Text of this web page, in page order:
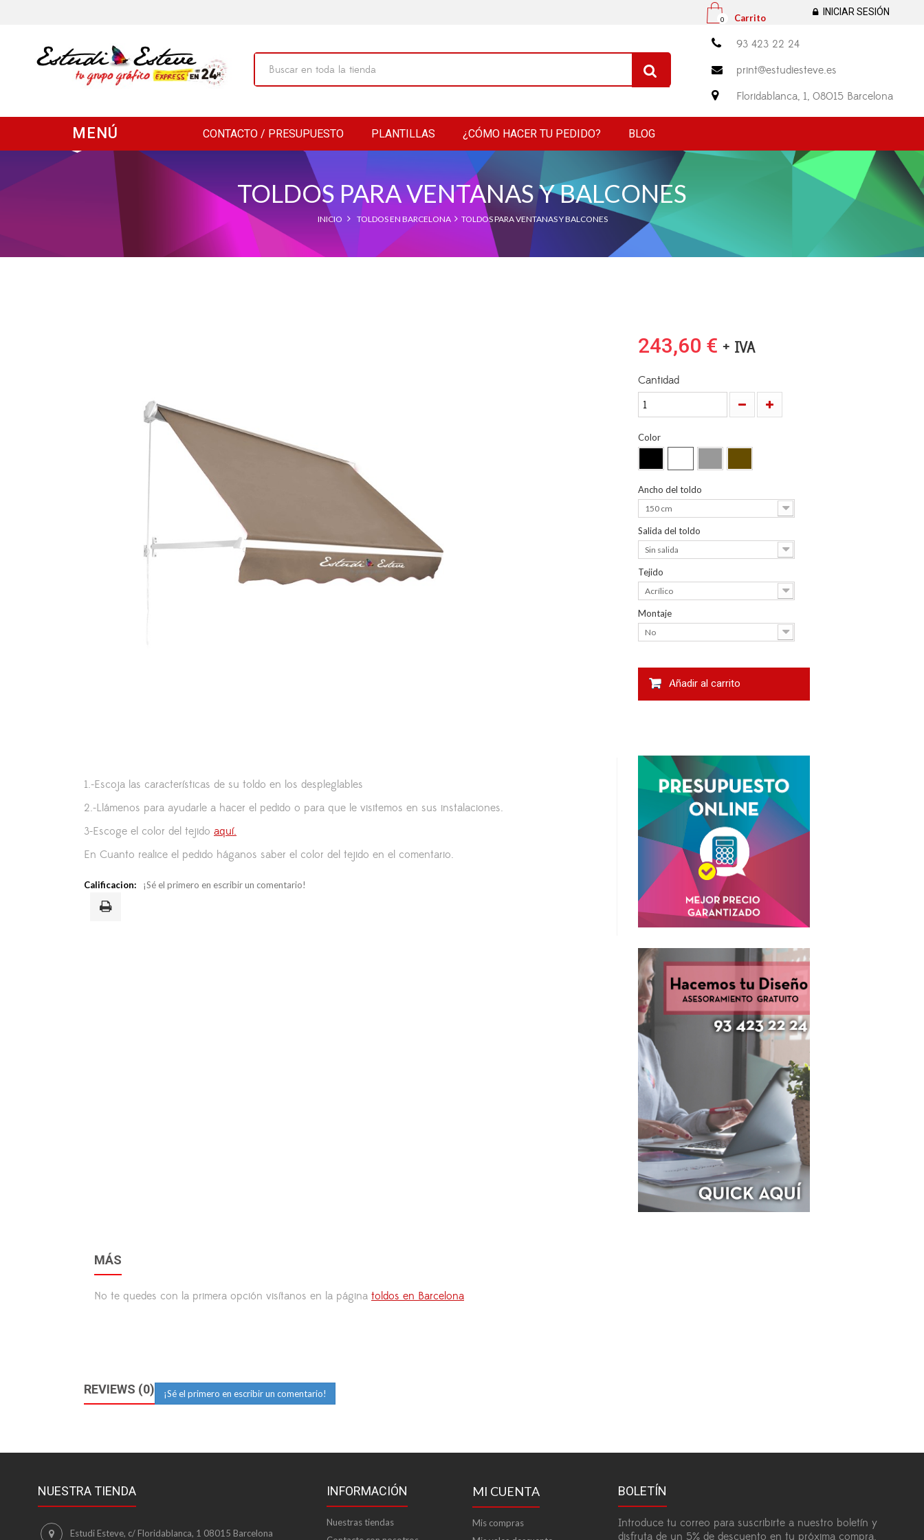
INICIAR SESIÓN
0 Carrito
 93 423 22 24
 print@estudiesteve.es
 Floridablanca, 1, 08015 Barcelona
CONTACTO / PRESUPUESTO PLANTILLAS ¿CÓMO HACER TU PEDIDO? BLOG
MENÚ
TOLDOS PARA VENTANAS Y BALCONES
INICIO TOLDOS EN BARCELONA TOLDOS PARA VENTANAS Y BALCONES
1.-Escoja las características de su toldo en los despleglables
2.-Llámenos para ayudarle a hacer el pedido o para que le visitemos en sus instalaciones.
3-Escoge el color del tejido aquí.
En Cuanto realice el pedido háganos saber el color del tejido en el comentario.
Calificacion: ¡Sé el primero en escribir un comentario!
243,60 € + IVA
Cantidad
Color
Ancho del toldo
150 cm
Salida del toldo
Sin salida
Tejido
Acrílico
Montaje
No
Añadir al carrito
MÁS
No te quedes con la primera opción visítanos en la página toldos en Barcelona
REVIEWS (0) ¡Sé el primero en escribir un comentario!
NUESTRA TIENDA
Estudi Esteve, c/ Floridablanca, 1 08015 Barcelona
INFORMACIÓN
Nuestras tiendas
MI CUENTA
Mis compras
BOLETÍN
Introduce tu correo para suscribirte a nuestro boletín y
disfruta de un 5% de descuento en tu próxima compra.